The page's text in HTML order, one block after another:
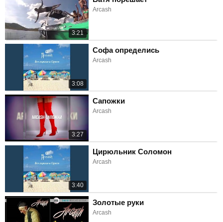
3:21
Arcash
3:08
Софа определись
Arcash
3:27
Сапожки
Arcash
3:40
Цирюльник Соломон
Arcash
Золотые руки
Arcash